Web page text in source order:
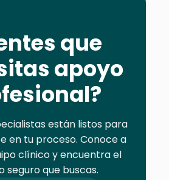
que
apoyo
están listos para
en tu proceso. Conoce a
clínico y encuentra el
seguro que buscas.